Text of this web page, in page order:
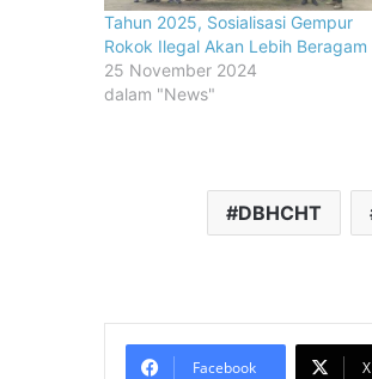
Tahun 2025, Sosialisasi Gempur
Rokok Ilegal Akan Lebih Beragam
25 November 2024
dalam "News"
DBHCHT
Facebook X